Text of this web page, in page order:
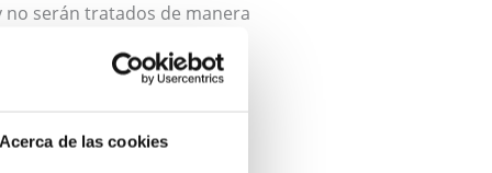
Acerca de las cookies
serán tratados de manera
y servicios de la empresa.